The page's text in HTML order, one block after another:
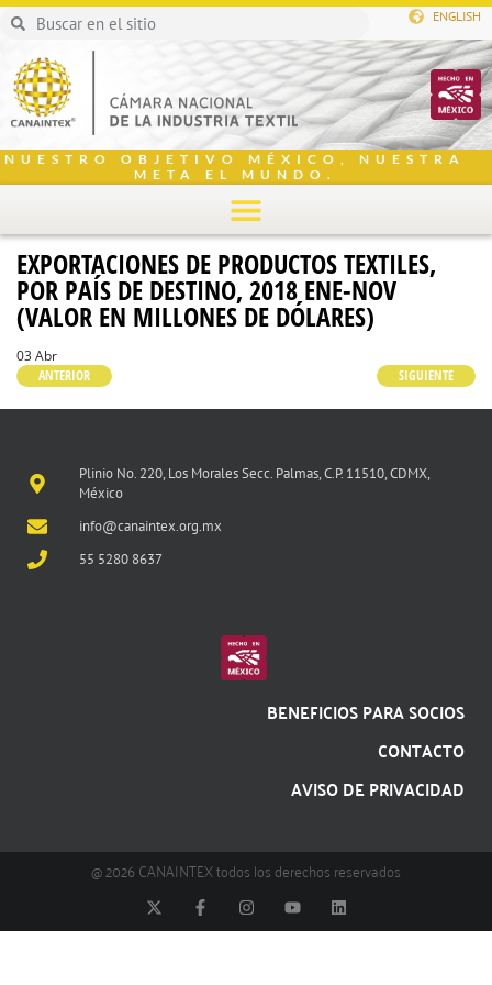
ENGLISH
NUESTRO OBJETIVO MÉXICO, NUESTRA
META EL MUNDO.
EXPORTACIONES DE PRODUCTOS TEXTILES,
POR PAÍS DE DESTINO, 2018 ENE-NOV
(VALOR EN MILLONES DE DÓLARES)
03 Abr
ANTERIOR
SIGUIENTE
Plinio No. 220, Los Morales Secc. Palmas, C.P. 11510, CDMX,
México
info@canaintex.org.mx
55 5280 8637
BENEFICIOS PARA SOCIOS
CONTACTO
AVISO DE PRIVACIDAD
@ 2026 CANAINTEX todos los derechos reservados